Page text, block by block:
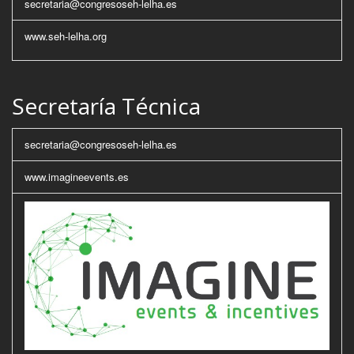
secretaria@congresoseh-lelha.es
www.seh-lelha.org
Secretaría Técnica
secretaria@congresoseh-lelha.es
www.imagineevents.es